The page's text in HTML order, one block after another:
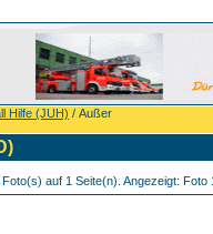
Hilfe (JUH) / Außer
auf 1 Seite(n). Angezeigt: Foto